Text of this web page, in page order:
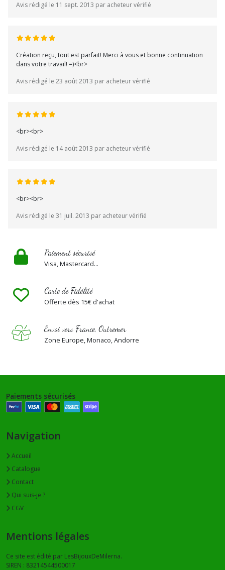
Avis rédigé le 11 sept. 2013 par acheteur vérifié
Création reçu, tout est parfait! Merci à vous et bonne continuation
dans votre travail! =)<br>
Avis rédigé le 23 août 2013 par acheteur vérifié
<br><br>
Avis rédigé le 14 août 2013 par acheteur vérifié
<br><br>
Avis rédigé le 31 juil. 2013 par acheteur vérifié
Paiement sécurisé
Visa, Mastercard...
Carte de Fidélité
Offerte dès 15€ d'achat
Envoi vers France, Outremer
Zone Europe, Monaco, Andorre
Paiements sécurisés
Navigation
Accueil
Catalogue
Contact
Qui suis-je ?
CGV
Mentions légales
Ce site est édité par LesBijouxDeMilerna.
SIREN : 83214544500017